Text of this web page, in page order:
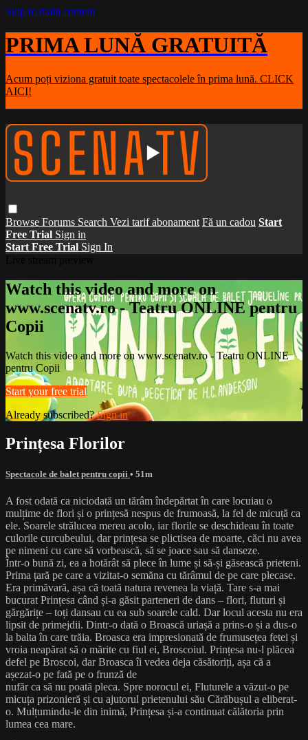
Skip to main content
PRIMA LUNĂ GRATUITĂ
Acum poți viziona gratuit toate spectacolele în prima lună. CLICK
AICI!
Browse Forums Search Vezi tarif abonament Fă un cadou Start
Free Trial Sign in
Start Free Trial Sign In
Watch this video and more on
www.scenatv.ro - Teatru ONLINE pentru
Copii
Watch this video and more on www.scenatv.ro - Teatru ONLINE
pentru Copii
Start your free trial
Already subscribed?Sign in
Prințesa Florilor
Spectacole de balet pentru copii • 51m
A fost odată ca niciodată un tărâm îndepărtat în care locuiau o
mulțime de flori și o prințesă nespus de frumoasă, la fel de micuță ca
ele. Soarele strălucea mereu acolo, iar florile se deschideau în toate
culorile curcubeului, dar prințesa se plictisea de moarte, căci nu avea
pe nimeni cu care să vorbească, să se joace sau să danseze.
Într-o bună zi, ea a hotărât să plece în lume și să-și găsească prieteni.
Prima țară pe care a vizitat-o semăna cu tărâmul de pe care plecase.
Era primăvară, așa că toată natura revenea la viață. Tare s-a mai
bucurat Prințesa când și-a găsit parteneri de dans – flori, fluturi și
gărgărițe – toți dansau cu ea sub soarele cald. Dar locul acesta nu era
lipsit de primejdii. Dintr-o dată o Broască uriașă a prins-o și a dus-o
la balta în care trăia. Broasca era impresionată de frumusețea fetei și
vroia neapărat să o mărite cu fiul ei, Broscoiul. Prințesa nu-l plăcea
defel pe Broscoi, dar Broasca îi vedea deja căsătoriți, așa că a
așezat-o pe fată pe o frunză de
nufăr ca să nu poată pleca. Spre norocul ei, Fluturele a văzut-o pe
micuța prizonieră și cu ajutorul prietenului său Cărăbușul a eliberat-
o. Mulțumindu-le din inimă, Prințesa și-a continuat călătoria prin
lumea cea mare.